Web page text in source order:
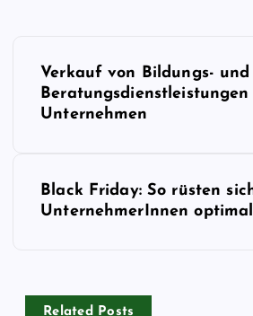
Verkauf von Bildungs- und
Beratungsdienstleistungen
Unternehmen
Black Friday: So rüsten
UnternehmerInnen
Related Posts